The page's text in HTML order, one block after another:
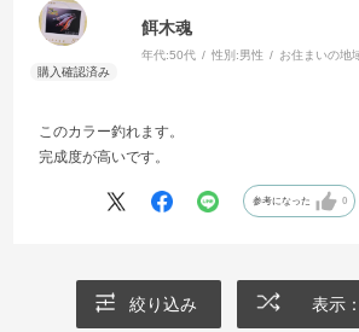
餌木魂
年代:50代 性別:男性 お住まいの地
このカラー釣れます。
完成度が高いです。
参考になった 0
絞り込み 表示